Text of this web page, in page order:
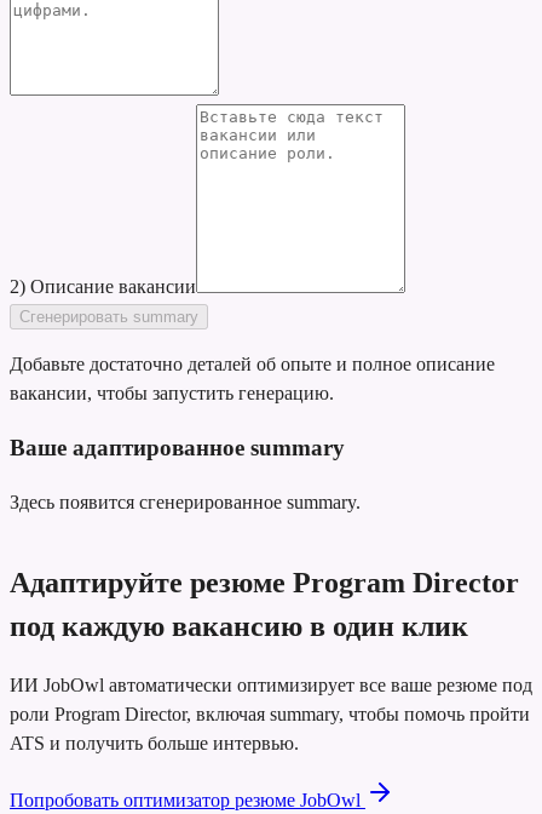
2) Описание вакансии
Сгенерировать summary
Добавьте достаточно деталей об опыте и полное описание
вакансии, чтобы запустить генерацию.
Ваше адаптированное summary
Здесь появится сгенерированное summary.
Адаптируйте резюме Program Director
под каждую вакансию в один клик
ИИ JobOwl автоматически оптимизирует все ваше резюме под
роли Program Director, включая summary, чтобы помочь пройти
ATS и получить больше интервью.
Попробовать оптимизатор резюме JobOwl